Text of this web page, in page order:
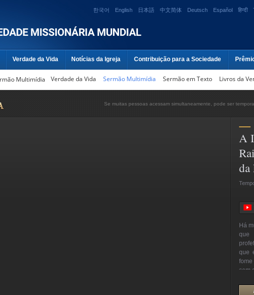
한국어 English 日本語 中文简体 Deutsch Español हिन्दी
Verdade da Vida Notícias da Igreja Contribuição para a Sociedade
Multimídia Verdade da Vida Sermão Multimídia Sermão em Texto Livros da
Se muitas pessoas acessam simultaneamente, pode ser